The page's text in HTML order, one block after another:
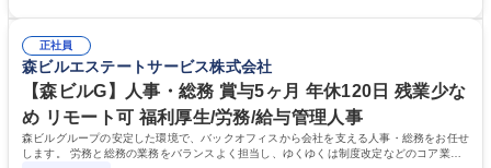
年休120日/デスクワーク中心で残業少なめ
整、資料作成、当日の運営サポート 学歴・資格 学歴：大学院 大学 語学
力： 資格：
正社員
森ビルエステートサービス株式会社
【森ビルG】人事・総務 賞与5ヶ月 年休120日 残業少な
め リモート可 福利厚生/労務/給与管理人事
森ビルグループの安定した環境で、バックオフィスから会社を支える人事・総務をお任せ
します。 労務と総務の業務をバランスよく担当し、ゆくゆくは制度改定などのコア業務